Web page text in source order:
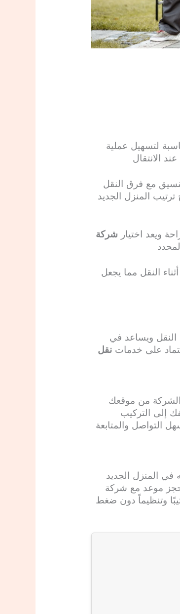
لتسهيل عملية
الانتقال
مع فرق النقل
المنزل الجديد
ويعد اختيار شركة
النقل مما يجعل
النقل ويساعد في
على خدماتنقل
الشركة من موقعك
إلى التركيب
التواصل والمتابعة
في المنزل الجديد
موعد مع شركة
وتنظيماً دون ضغط